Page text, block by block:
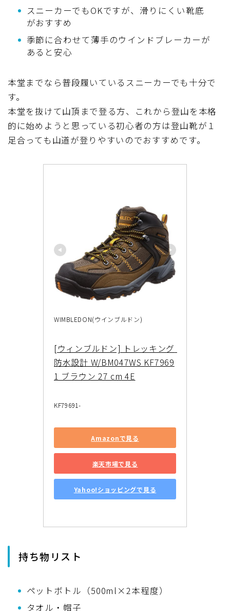
スニーカーでもOKですが、滑りにくい靴底
がおすすめ
季節に合わせて薄手のウインドブレーカーが
あると安心
本堂までなら普段履いているスニーカーでも十分で
す。
本堂を抜けて山頂まで登る方、これから登山を本格
的に始めようと思っている初心者の方は登山靴が１
足合っても山道が登りやすいのでおすすめです。
WIMBLEDON(ウインブルドン)
[ウィンブルドン] トレッキング
防水設計 W/BM047WS KF7969
1 ブラウン 27 cm 4E
KF79691-
Amazonで見る
楽天市場で見る
Yahoo!ショッピングで見る
持ち物リスト
ペットボトル（500ml×2本程度）
タオル・帽子